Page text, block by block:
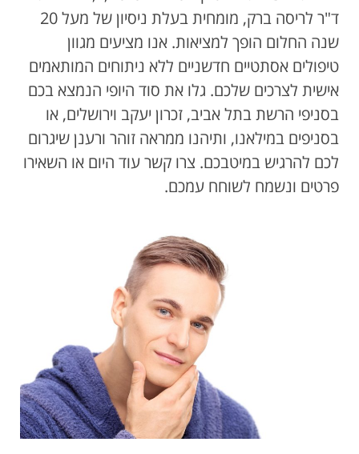
ד"ר לריסה ברק, מומחית בעלת ניסיון של מעל 20
שנה החלום הופך למציאות. אנו מציעים מגוון
טיפולים אסתטיים חדשניים ללא ניתוחים המותאמים
אישית לצרכים שלכם. גלו את סוד היופי הנמצא בכם
בסניפי הרשת בתל אביב, זכרון יעקב וירושלים, או
בסניפים במילאנו, ותיהנו ממראה זוהר ורענן שיגרום
לכם להרגיש במיטבכם. צרו קשר עוד היום או השאירו
פרטים ונשמח לשוחח עמכם.